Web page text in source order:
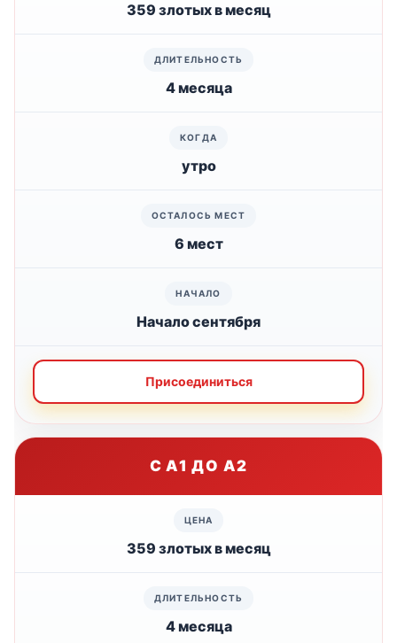
359 злотых в месяц
4 месяца
утро
6 мест
Начало сентября
Присоединиться
С A1 ДО A2
359 злотых в месяц
4 месяца